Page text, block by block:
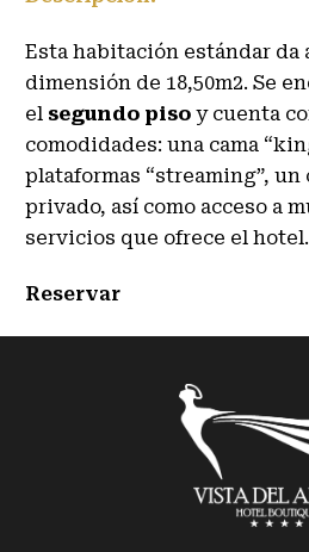
Esta habitación estándar da
dimensión de 18,50m2. Se
el segundo piso y cuenta
comodidades: una cama
plataformas “streaming”,
privado, así como acceso a
servicios que ofrece el hotel.
Reservar